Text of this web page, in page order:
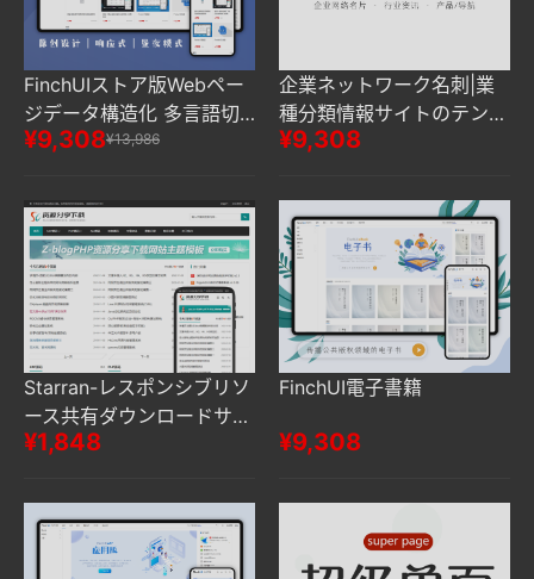
FinchUIストア版Webペー
ジデータ構造化 多言語切
り替え
¥9,308¥13,986
企業ネットワーク名刺|業
種分類情報サイトのテンプ
レート
¥9,308
Starran-レスポンシブリソ
ース共有ダウンロードサイ
トテーマ
¥1,848
FinchUI電子書籍
¥9,308